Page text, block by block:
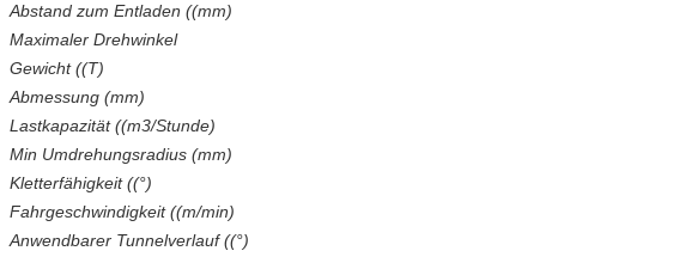
Abstand zum Entladen ((mm)
Maximaler Drehwinkel
Gewicht ((T)
Abmessung (mm)
Lastkapazität ((m3/Stunde)
Min Umdrehungsradius (mm)
Kletterfähigkeit ((°)
Fahrgeschwindigkeit ((m/min)
Anwendbarer Tunnelverlauf ((°)